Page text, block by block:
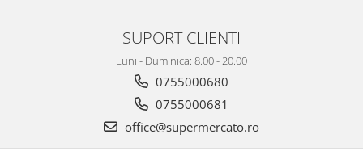
SUPORT CLIENTI
Luni - Duminica: 8.00 - 20.00
0755000680
0755000681
office@supermercato.ro